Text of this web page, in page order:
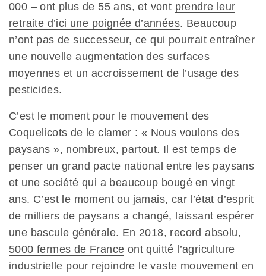
000 – ont plus de 55 ans, et vont prendre leur
retraite d’ici une poignée d’années. Beaucoup
n’ont pas de successeur, ce qui pourrait entraîner
une nouvelle augmentation des surfaces
moyennes et un accroissement de l’usage des
pesticides.
C’est le moment pour le mouvement des
Coquelicots de le clamer : « Nous voulons des
paysans », nombreux, partout. Il est temps de
penser un grand pacte national entre les paysans
et une société qui a beaucoup bougé en vingt
ans. C’est le moment ou jamais, car l’état d’esprit
de milliers de paysans a changé, laissant espérer
une bascule générale. En 2018, record absolu,
5000 fermes de France ont quitté l’agriculture
industrielle pour rejoindre le vaste mouvement en